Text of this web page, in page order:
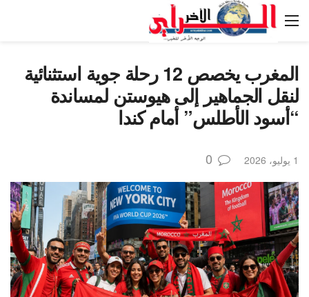
المغرب يخصص 12 رحلة جوية استثنائية
لنقل الجماهير إلى هيوستن لمساندة
“أسود الأطلس” أمام كندا
1 يوليو، 2026 0